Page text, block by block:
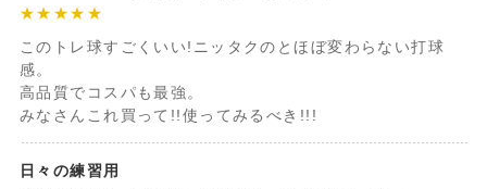
★★★★★
このトレ球すごくいい!ニッタクのとほぼ変わらない打球
感。
高品質でコスパも最強。
みなさんこれ買って!!使ってみるべき!!!
日々の練習用